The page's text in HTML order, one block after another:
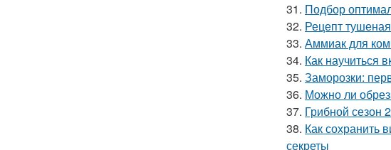
31. Подбор
32. Рецепт
33. Аммиак для
34. Как научиться
35. Заморозки:
36. Можно ли
37. Грибной сезон
38. Как сохранить
секреты